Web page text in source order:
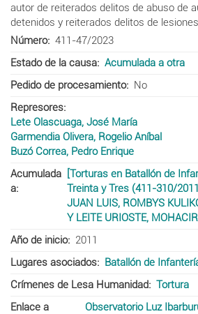
autor de reiterados delitos de abuso de
detenidos y reiterados delitos de
Número
411-47/2023
Estado de la causa
Acumulada a otra
Pedido de procesamiento
No
Represores
Lete Olascuaga, José María
Garmendia Olivera, Rogelio Aníbal
Buzó Correa, Pedro Enrique
Acumulada
a
[Torturas en Batallón de
Treinta y Tres (411-310/
JUAN LUIS, ROMBYS
Y LEITE URIOSTE,
Año de inicio
2011
Lugares asociados
Batallón de
Crímenes de Lesa Humanidad
Tortura
Enlace a
Observatorio Luz